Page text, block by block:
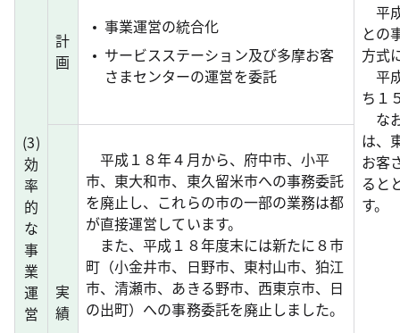
(3)
効
率
的
な
事
業
運
営
計
画
事業運営の統合化
サービスステーション及び多摩お客
さまセンターの運営を委託
平
との
方式
平
ち１
な
は、
お客
ると
す。
実
績
平成１８年４月から、府中市、小平
市、東大和市、東久留米市への事務委託
を廃止し、これらの市の一部の業務は都
が直接運営しています。
また、平成１８年度末には新たに８市
町（小金井市、日野市、東村山市、狛江
市、清瀬市、あきる野市、西東京市、日
の出町）への事務委託を廃止しました。